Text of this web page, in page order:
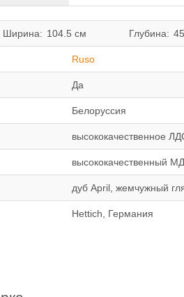
Ширина: 104.5 см Глубина:
Ruso
Да
Белорусcия
высококачественное
высококачественный
дуб April, жемчужный
Hettich, Германия